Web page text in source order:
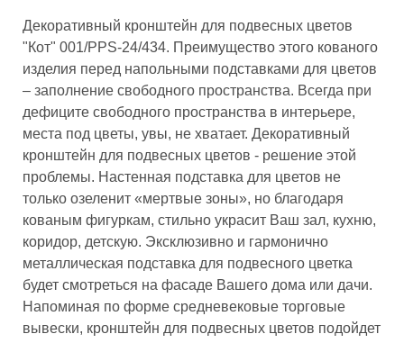
Декоративный кронштейн для подвесных цветов
"Кот" 001/PPS-24/434. Преимущество этого кованого
изделия перед напольными подставками для цветов
– заполнение свободного пространства. Всегда при
дефиците свободного пространства в интерьере,
места под цветы, увы, не хватает. Декоративный
кронштейн для подвесных цветов - решение этой
проблемы. Настенная подставка для цветов не
только озеленит «мертвые зоны», но благодаря
кованым фигуркам, стильно украсит Ваш зал, кухню,
коридор, детскую. Эксклюзивно и гармонично
металлическая подставка для подвесного цветка
будет смотреться на фасаде Вашего дома или дачи.
Напоминая по форме средневековые торговые
вывески, кронштейн для подвесных цветов подойдет